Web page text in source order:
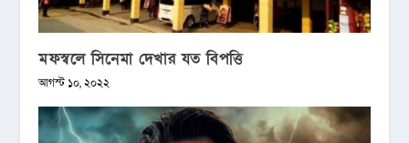
মফস্বলে সিনেমা দেখার যত বিপত্তি
আগস্ট ১০, ২০২২